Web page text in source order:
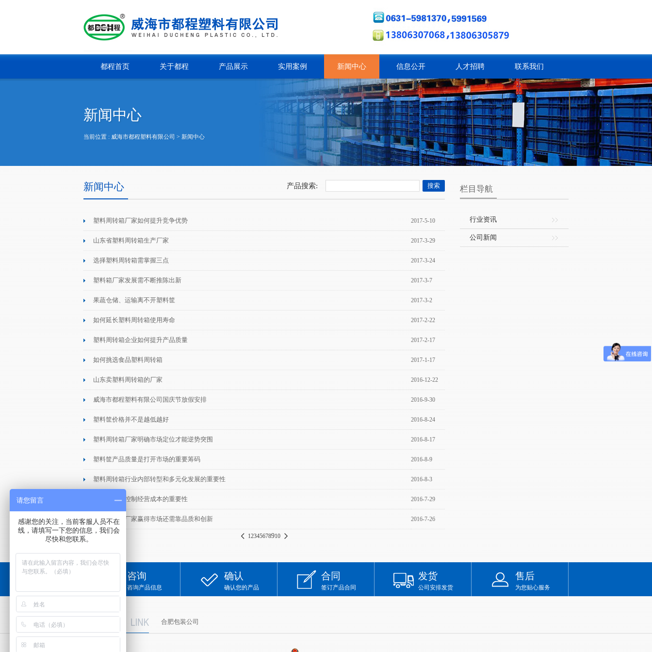
都程首页 关于都程 产品展示 实用案例 新闻中心 信息公开 人才招聘 联系我们
新闻中心
当前位置 : 威海市都程塑料有限公司 > 新闻中心
新闻中心 产品搜索:
塑料周转箱厂家如何提升竞争优势 2017-5-10
山东省塑料周转箱生产厂家 2017-3-29
选择塑料周转箱需掌握三点 2017-3-24
塑料箱厂家发展需不断推陈出新 2017-3-7
果蔬仓储、运输离不开塑料筐 2017-3-2
如何延长塑料周转箱使用寿命 2017-2-22
塑料周转箱企业如何提升产品质量 2017-2-17
如何挑选食品塑料周转箱 2017-1-17
山东卖塑料周转箱的厂家 2016-12-22
威海市都程塑料有限公司国庆节放假安排 2016-9-30
塑料筐价格并不是越低越好 2016-8-24
塑料周转箱厂家明确市场定位才能逆势突围 2016-8-17
塑料筐产品质量是打开市场的重要筹码 2016-8-9
塑料周转箱行业内部转型和多元化发展的重要性 2016-8-3
塑料筐厂家控制经营成本的重要性 2016-7-29
塑料周转箱厂家赢得市场还需靠品质和创新 2016-7-26
12345678910
栏目导航
行业资讯
公司新闻
咨询
咨询产品信息
确认
确认您的产品
合同
签订产品合同
发货
公司安排发货
售后
为您贴心服务
合肥包装公司
请您留言
感谢您的关注，当前客服人员不在
线，请填写一下您的信息，我们会
尽快和您联系。